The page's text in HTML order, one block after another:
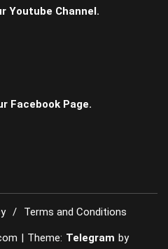
Youtube Channel.
Facebook Page.
Terms and Conditions
| Theme: Telegram by